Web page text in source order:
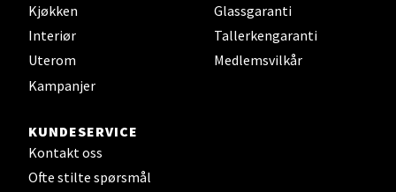
Kjøkken
Interiør
Uterom
Kampanjer
Glassgaranti
Tallerkengaranti
Medlemsvilkår
KUNDESERVICE
Kontakt oss
Ofte stilte spørsmål
Mandal - Alti Mandal